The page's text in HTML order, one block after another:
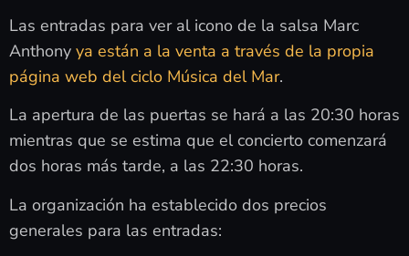
Las entradas para ver al icono de la salsa Marc
Anthony ya están a la venta a través de la propia
página web del ciclo Música del Mar.
La apertura de las puertas se hará a las 20:30 horas
mientras que se estima que el concierto comenzará
dos horas más tarde, a las 22:30 horas.
La organización ha establecido dos precios
generales para las entradas: